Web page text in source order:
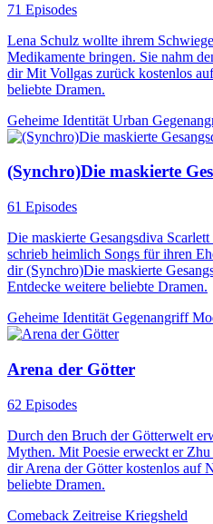
71 Episodes
Lena Schulz wollte ihrem
Medikamente bringen. Sie nahm
dir Mit Vollgas zurück kostenlos
beliebte Dramen.
Geheime Identität Urban
(Synchro)Die maskierte
61 Episodes
Die maskierte Gesangsdiva
schrieb heimlich Songs für ihren
dir (Synchro)Die maskierte
Entdecke weitere beliebte Dramen.
Geheime Identität Gegenangriff
Arena der Götter
62 Episodes
Durch den Bruch der Götterwelt
Mythen. Mit Poesie erweckt er
dir Arena der Götter kostenlos auf
beliebte Dramen.
Comeback Zeitreise Kriegsheld